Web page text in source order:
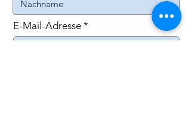
E-Mail-Adresse